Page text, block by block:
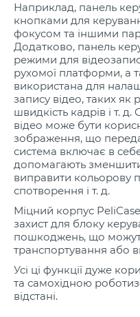
Наприклад, панель
кнопками для
фокусом та іншими
Додатково, панель
режими для
рухомої платформи, а
використана для
запису відео, таких як
швидкість кадрів і т.
відео може бути
зображення, що
система включає в себе
допомагають
виправити кольорову
спотворення і т. д.
Міцний корпус
захист для блоку
пошкоджень, що
транспортування або
Усі ці функції дуже
та самохідною
відстані.